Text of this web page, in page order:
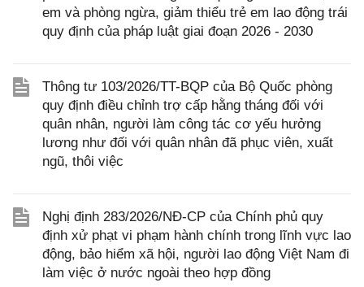
em và phòng ngừa, giảm thiểu trẻ em lao động trái
quy định của pháp luật giai đoạn 2026 - 2030
Thông tư 103/2026/TT-BQP của Bộ Quốc phòng
quy định điều chỉnh trợ cấp hằng tháng đối với
quân nhân, người làm công tác cơ yếu hưởng
lương như đối với quân nhân đã phục viên, xuất
ngũ, thôi việc
Nghị định 283/2026/NĐ-CP của Chính phủ quy
định xử phạt vi phạm hành chính trong lĩnh vực lao
động, bảo hiểm xã hội, người lao động Việt Nam đi
làm việc ở nước ngoài theo hợp đồng